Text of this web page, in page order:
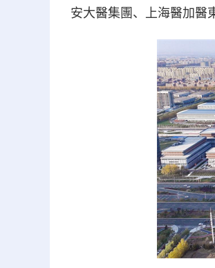
安大醫集團、上海醫加醫